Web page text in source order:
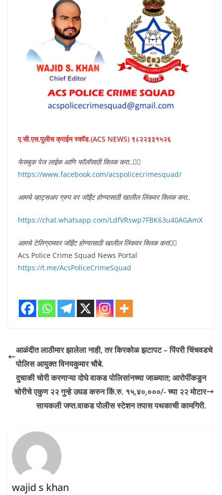
ए.सी.एस.पुलीस क्राईम स्कॉड.(ACS NEWS) ९८२२३३१५२६
फेसबुक पेज लाईक आणि फॉलॉसाठी क्लिक करा..👇🏻
https://www.facebook.com/acspolicecrimesquad/
आमचे व्हाट्सअप ग्रुप वर जॉईंट होण्यासाठी खालील लिंकवर क्लिक करा..
https://chat.whatsapp.com/LdfVRswp7FBK63u40AGAmX
आमचे टेलिग्रामवर जॉईंट होण्यासाठी खालील लिंकवर क्लिक करा👇🏻
Acs Police Crime Squad News Portal
https://t.me/AcsPoliceCrimeSquad
आळंदीत लाठीमार झालेला नाही, तर किरकोळ झटापट – पिंपरी चिंचवडचे
पोलिस आयुक्त विनयकुमार चौबे.
दुचाकी चोरी करणाऱ्या दोघे वाकड पोलिसांनच्या जाळ्यात; आरोपींकडुन
चोरीचे एकुण २२ गुन्हे उघड करुन किं.रु. १५,४०,०००/- च्या २२ मोटार
सायकली जप्त.वाकड पोलीस स्टेशन तपास पथकाची कामगिरी.
wajid s khan